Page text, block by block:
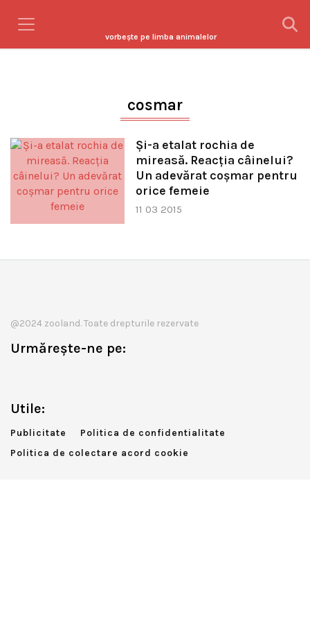
vorbeşte pe limba animalelor
cosmar
Și-a etalat rochia de
mireasă. Reacția câinelui?
Un adevărat coșmar pentru
orice femeie
11 03 2015
@2024 zooland. Toate drepturile rezervate
Urmărește-ne pe:
Utile:
Publicitate
Politica de confidentialitate
Politica de colectare acord cookie